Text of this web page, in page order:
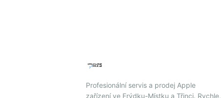
Profesionální servis a prodej Apple
zařízení ve Frýdku-Místku a Třinci. Rychle,